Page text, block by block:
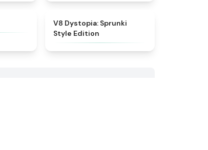
V8 Dystopia: Sprunki
Style Edition